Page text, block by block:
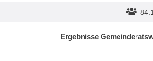
Ergebnisse